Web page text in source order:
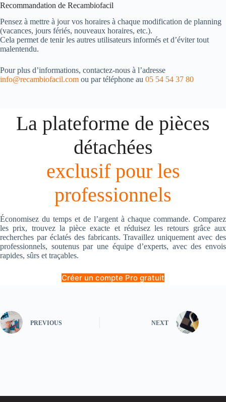
Recommandation de Recambiofacil
Pensez à mettre à jour vos horaires à chaque modification de planning
(vacances, jours fériés, nouveaux horaires, etc.).
Cela permet de tenir les autres utilisateurs informés et d’éviter tout
malentendu.
Pour plus d’informations, contactez-nous à l’adresse
info@recambiofacil.com ou par téléphone au 05 54 54 37 80
La plateforme de pièces
détachées
exclusif pour les
professionnels
Économisez du temps et de l’argent à chaque commande. Comparez
les prix, trouvez la pièce exacte et réduisez les retours grâce aux
recherches par éclatés des fabricants. Travaillez uniquement avec des
professionnels, soutenus par une équipe d’experts, avec des envois
rapides, sûrs et traçables.
Créer un compte Pro gratuit
PREVIOUS NEXT